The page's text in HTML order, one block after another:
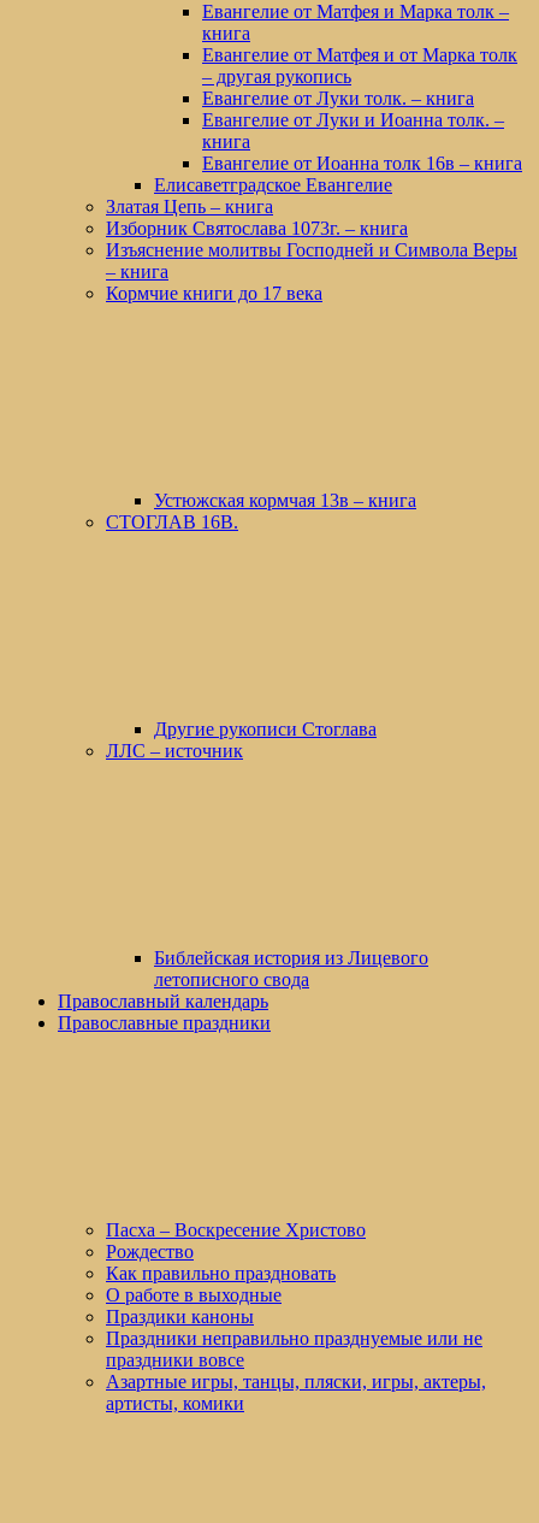
Евангелие от Матфея и Марка толк –
книга
Евангелие от Матфея и от Марка толк
– другая рукопись
Евангелие от Луки толк. – книга
Евангелие от Луки и Иоанна толк. –
книга
Евангелие от Иоанна толк 16в – книга
Елисаветградское Евангелие
Златая Цепь – книга
Изборник Святослава 1073г. – книга
Изъяснение молитвы Господней и Символа Веры
– книга
Кормчие книги до 17 века
Устюжская кормчая 13в – книга
СТОГЛАВ 16В.
Другие рукописи Стоглава
ЛЛС – источник
Библейская история из Лицевого
летописного свода
Православный календарь
Православные праздники
Пасха – Воскресение Христово
Рождество
Как правильно праздновать
О работе в выходные
Праздики каноны
Праздники неправильно празднуемые или не
праздники вовсе
Азартные игры, танцы, пляски, игры, актеры,
артисты, комики